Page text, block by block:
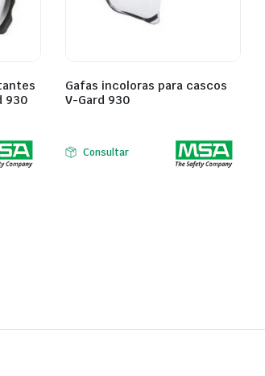
930
Gafas incoloras para cascos
V-Gard 930
Consultar